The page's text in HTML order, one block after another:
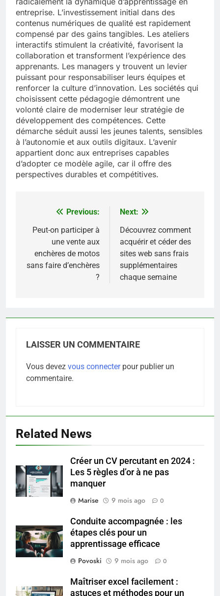
entreprise. L’investissement initial dans des
contenus numériques de qualité est rapidement
compensé par des gains tangibles. Les ateliers
interactifs stimulent la créativité, favorisent la
collaboration et transforment l’expérience des
apprenants. Les managers y trouvent un levier
puissant pour responsabiliser leurs équipes et
renforcer la culture d’innovation. Les sociétés qui
choisissent cette pédagogie démontrent une
volonté claire de moderniser leur stratégie de
développement des compétences. Cette
démarche séduit aussi les jeunes talents, sensibles
à l’autonomie et aux outils digitaux. L’avenir
appartient donc aux entreprises capables
d’adopter ce modèle agile, car il offre des
perspectives durables et compétitives.
Navigation
de
l’article
Previous:
Peut-on participer à
une vente aux
enchères de motos
sans faire d’enchères
?
Next:
Découvrez comment
acquérir et céder des
sites web sans frais
supplémentaires
chaque semaine
LAISSER UN COMMENTAIRE
Vous devez vous connecterpour publier un
commentaire.
Related News
Créer un CV percutant en 2024 :
Les 5 règles d’or à ne pas
manquer
Marise
9 mois ago 0
Conduite accompagnée : les
étapes clés pour un
apprentissage efficace
Povoski
9 mois ago 0
Maîtriser excel facilement :
astuces et méthodes pour un
tout ce qu’il faut savoir sur les
saignements
SANTÉ
6
Les secrets révélés pour une
peau éclatante grâce à The
7
seniors: aménagement et
exercices
BIEN ÊTRE